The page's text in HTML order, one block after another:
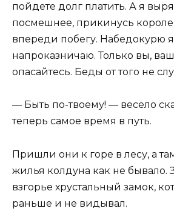
пойдете долг платить. А я
посмешнее, прикинусь
впереди побегу. Набедокурю я
напроказничаю. Только вы,
опасайтесь. Беды от того не
— Быть по-твоему! — весело
теперь самое время в путь.
Пришли они к горе в лесу, а
жилья колдуна как не бывало.
взгорье хрустальный замок,
раньше и не видывал.